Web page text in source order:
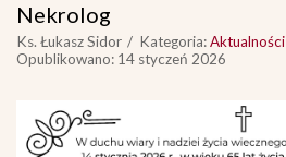
Nekrolog
Ks. Łukasz Sidor Kategoria:Aktualności
Opublikowano: 14 styczeń 2026